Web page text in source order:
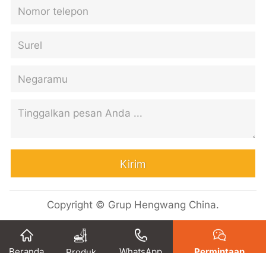
Kirim
Copyright © Grup Hengwang China.